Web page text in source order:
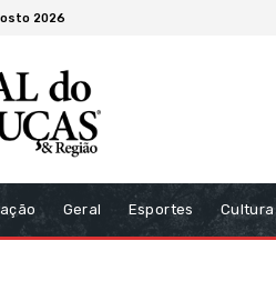
2026
Geral Esportes Cultura